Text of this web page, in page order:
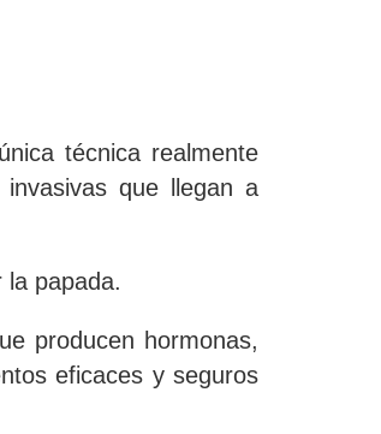
técnica realmente
que llegan a
la papada.
producen hormonas,
eficaces y seguros